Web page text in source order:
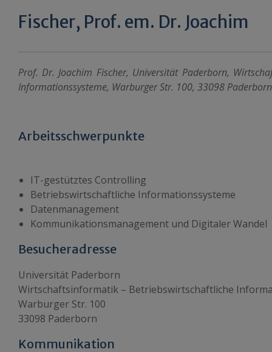
Fischer, Prof. em. Dr. Joachim
Prof. Dr. Joachim Fischer, Universität Paderborn,
Informationssysteme, Warburger Str. 100, 33098 Paderborn
Arbeitsschwerpunkte
IT-gestütztes Controlling
Betriebswirtschaftliche Informationssysteme
Datenmanagement
Kommunikationsmanagement und Digitaler Wandel
Besucheradresse
Universität Paderborn
Wirtschaftsinformatik – Betriebswirtschaftliche
Warburger Str. 100
33098 Paderborn
Kommunikation